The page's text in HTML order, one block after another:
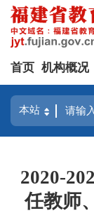
首页 机构概况
2020-
任教师